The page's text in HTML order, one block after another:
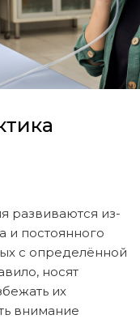
развиваются из-
и постоянного
с определённой
носят
их
внимание